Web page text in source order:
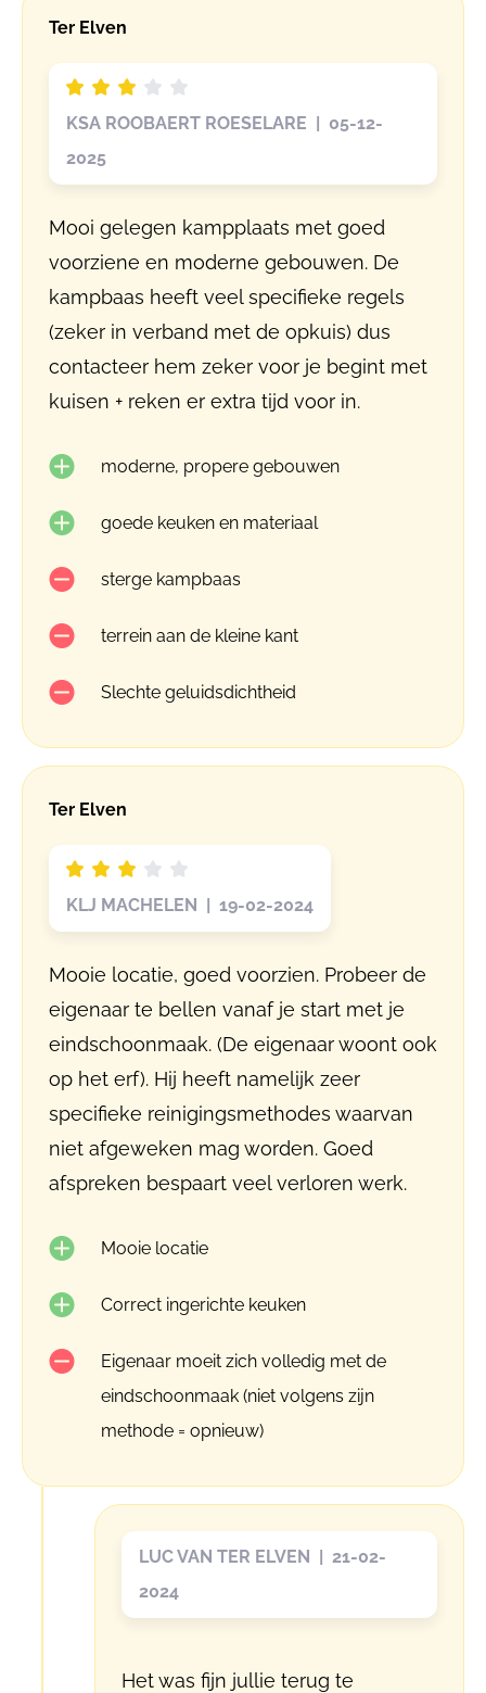
Ter Elven
KSA ROOBAERT ROESELARE | 05-12-
2025
Mooi gelegen kampplaats met goed
voorziene en moderne gebouwen. De
kampbaas heeft veel specifieke regels
(zeker in verband met de opkuis) dus
contacteer hem zeker voor je begint met
kuisen + reken er extra tijd voor in.
moderne, propere gebouwen
goede keuken en materiaal
sterge kampbaas
terrein aan de kleine kant
Slechte geluidsdichtheid
Ter Elven
KLJ MACHELEN | 19-02-2024
Mooie locatie, goed voorzien. Probeer de
eigenaar te bellen vanaf je start met je
eindschoonmaak. (De eigenaar woont ook
op het erf). Hij heeft namelijk zeer
specifieke reinigingsmethodes waarvan
niet afgeweken mag worden. Goed
afspreken bespaart veel verloren werk.
Mooie locatie
Correct ingerichte keuken
Eigenaar moeit zich volledig met de
eindschoonmaak (niet volgens zijn
methode = opnieuw)
LUC VAN TER ELVEN | 21-02-
2024
Het was fijn jullie terug te